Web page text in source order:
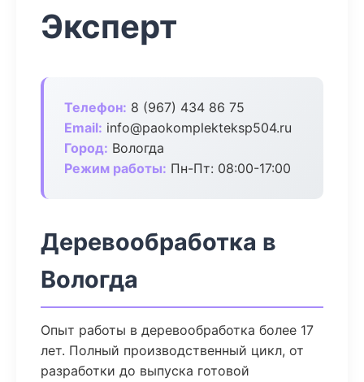
Эксперт
Телефон: 8 (967) 434 86 75
Email: info@paokomplekteksp504.ru
Город: Вологда
Режим работы: Пн-Пт: 08:00-17:00
Деревообработка в
Вологда
Опыт работы в деревообработка более 17
лет. Полный производственный цикл, от
разработки до выпуска готовой